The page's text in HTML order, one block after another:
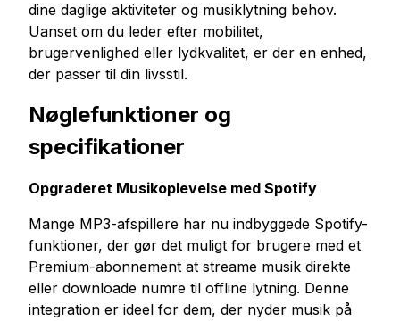
dine daglige aktiviteter og musiklytning behov.
Uanset om du leder efter mobilitet,
brugervenlighed eller lydkvalitet, er der en enhed,
der passer til din livsstil.
Nøglefunktioner og
specifikationer
Opgraderet Musikoplevelse med Spotify
Mange MP3-afspillere har nu indbyggede Spotify-
funktioner, der gør det muligt for brugere med et
Premium-abonnement at streame musik direkte
eller downloade numre til offline lytning. Denne
integration er ideel for dem, der nyder musik på